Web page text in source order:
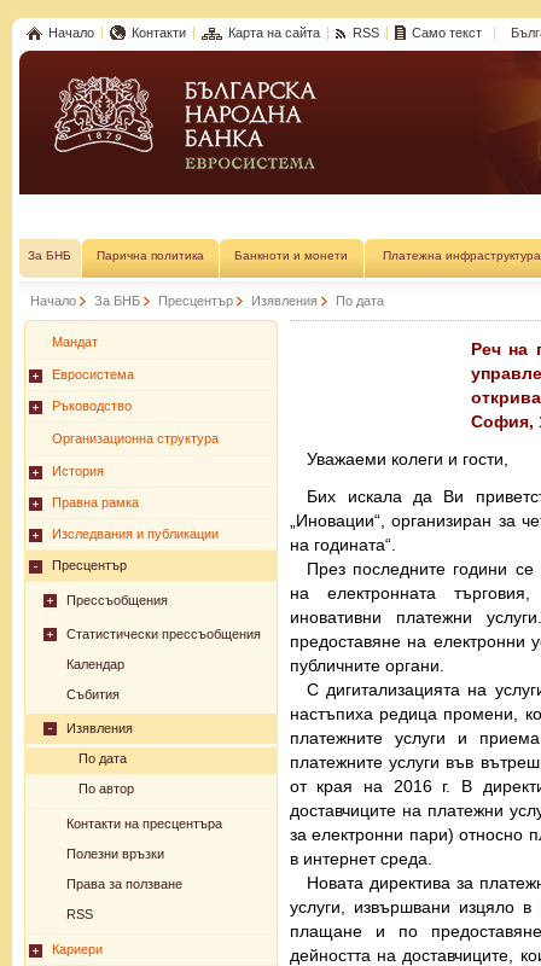
Начало Контакти Карта на сайта RSS Само текст
За БНБ Парична политика Банкноти и монети Платежна инфраструктура
Начало За БНБ Пресцентър Изявления По дата
Мандат
Евросистема
Ръководство
Организационна структура
История
Правна рамка
Изследвания и публикации
Пресцентър
Прессъобщения
Статистически прессъобщения
Календар
Събития
Изявления
По дата
По автор
Контакти на пресцентъра
Полезни връзки
Права за ползване
RSS
Кариери
Реч на
София,
Уважаеми колеги и гости,
Бих искала да Ви
„Иновации“, организиран за
на годината“.
През последните години
на електронната
иновативни платежни
предоставяне на електронни
публичните органи.
С дигитализацията на
настъпиха редица промени,
платежните услуги и
платежните услуги във
от края на 2016 г. В
доставчиците на платежни
за електронни пари) относно
в интернет среда.
Новата директива за
услуги, извършвани изцяло
плащане и по
дейността на доставчиците,